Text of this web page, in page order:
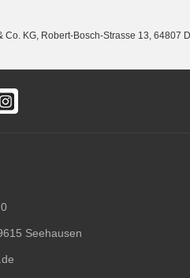
Co. KG, Robert-Bosch-Strasse 13, 64807
Seehausen